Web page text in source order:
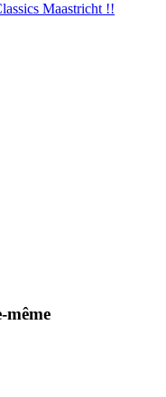
Maastricht !!
même